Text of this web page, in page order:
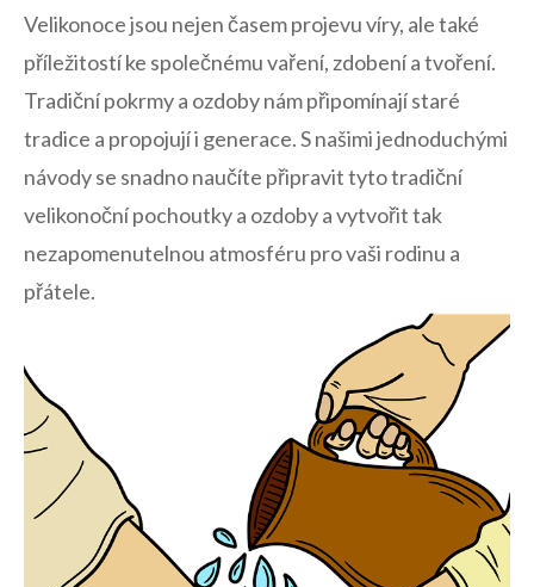
Velikonoce jsou ⁣nejen časem projevu víry, ale také
příležitostí ke společnému vaření, zdobení a tvoření.
Tradiční pokrmy⁣ a ozdoby nám připomínají staré
tradice a propojují i generace. S našimi jednoduchými
návody ‍se​ snadno naučíte připravit tyto tradiční
velikonoční‌ pochoutky a ozdoby a vytvořit tak
nezapomenutelnou ⁣atmosféru pro vaši rodinu a
přátele.